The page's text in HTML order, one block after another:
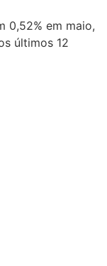
0,52% em maio,
últimos 12